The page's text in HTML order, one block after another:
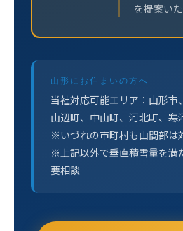
を提案いた
山形にお住まいの方へ
当社対応可能エリア：山形市
山辺町、中山町、河北町、寒
※いづれの市町村も山間部は
※上記以外で垂直積雪量を満
要相談